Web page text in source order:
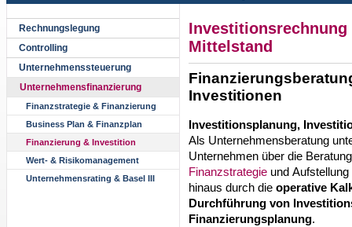
Rechnungslegung
Controlling
Unternehmenssteuerung
Unternehmensfinanzierung
Finanzstrategie & Finanzierung
Business Plan & Finanzplan
Finanzierung & Investition
Wert- & Risikomanagement
Unternehmensrating & Basel III
Mittelstand
Investitionen
Investitionsplanung,
Als Unternehmensberatung
Unternehmen über die
Finanzstrategie und
hinaus durch die operative
Durchführung von
Finanzierungsplanung.